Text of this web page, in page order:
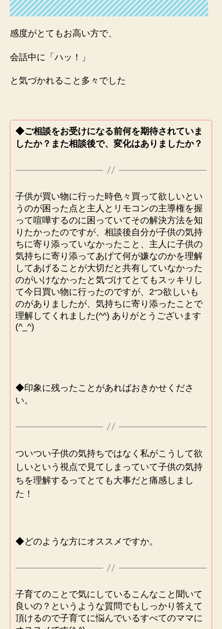
感度がとてもお高い方で、
会話中に「ハッ！」
と気づかれること多々でした
◆ご相談をお受けになる前何を期待されていま
したか？また相談後で、変化はありましたか？
子供が買い物に行った時色々買って欲しいとい
うのが困った点と主人とリモコンの主導権を握
って喧嘩するのに困っていてその解決方法を知
りたかったのですが、相談後自分が子供の気持
ちに寄り添っていなかったこと、主人に子供の
気持ちに寄り添ってあげて何が嫌なのかを理解
してあげることが大切だと共有していなかった
のがいけなかったと気づけてとてもスッキリし
て今日買い物に行ったのですが、2つ欲しいも
のがありましたが、気持ちに寄り添ったことで
理解してくれました(^^) ありがとうございます
(^_^)
◆印象に残ったことがあればおきかせくださ
い。
ついつい子供の気持ちではなく私がこうして欲
しいという視点で見てしまっていて子供の気持
ちを理解するってとても大事だと痛感しまし
た！
◆どのような方にオススメですか。
子育てのことで気にしているこんなこと聞いて
良いの？というような質問でもしっかり答えて
頂けるので子育てに悩んでいるすべてのママに